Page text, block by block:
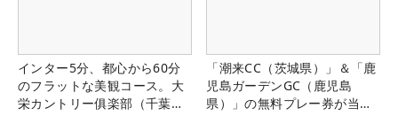
インター5分、都心から60分
のフラットな美観コース。大
栄カントリー俱楽部（千葉
「潮来CC（茨城県）」＆「鹿
児島ガーデンGC（鹿児島
県）」の無料プレー券が当た